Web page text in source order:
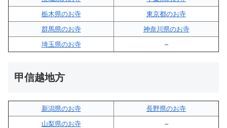
栃木県のお寺
東京都のお寺
群馬県のお寺
神奈川県のお寺
埼玉県のお寺
–
甲信越地方
新潟県のお寺
長野県のお寺
山梨県のお寺
–